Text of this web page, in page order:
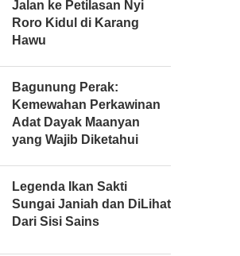
Jalan ke Petilasan Nyi
Roro Kidul di Karang
Hawu
Bagunung Perak:
Kemewahan Perkawinan
Adat Dayak Maanyan
yang Wajib Diketahui
Legenda Ikan Sakti
Sungai Janiah dan DiLihat
Dari Sisi Sains